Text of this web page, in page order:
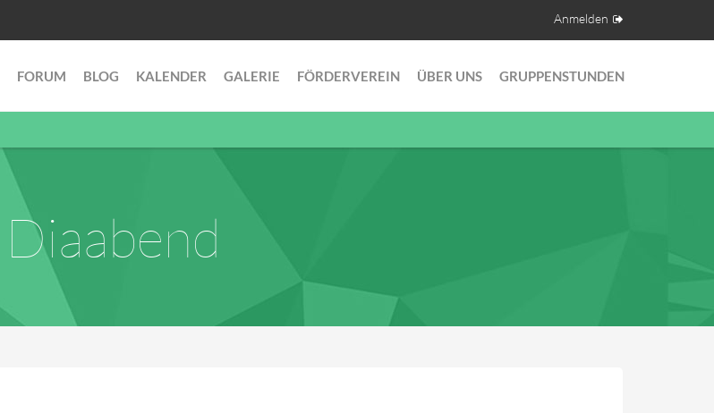
Anmelden
FORUM BLOG KALENDER GALERIE FÖRDERVEREIN ÜBER UNS GRUPPENSTUNDEN
Diaabend